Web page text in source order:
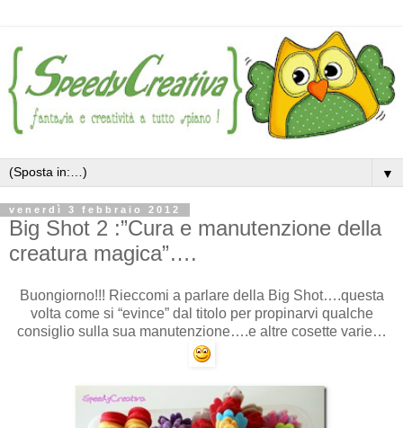
▼
venerdì 3 febbraio 2012
Big Shot 2 :”Cura e manutenzione della
creatura magica”….
Buongiorno!!! Rieccomi a parlare della Big Shot….questa
volta come si “evince” dal titolo per propinarvi qualche
consiglio sulla sua manutenzione….e altre cosette varie…